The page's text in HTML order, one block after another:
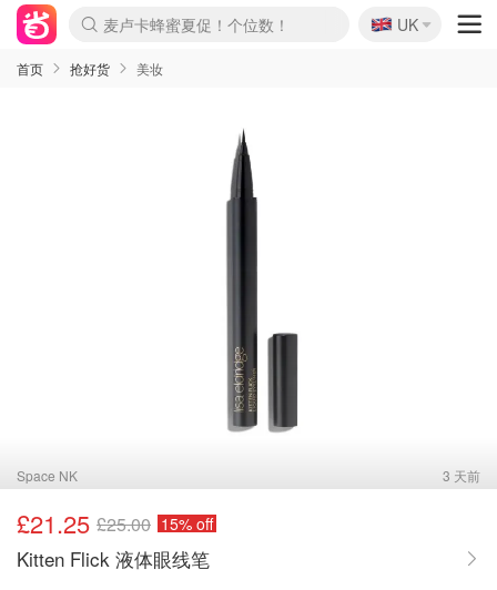
Prada/Miu 4.8折！
啥？必胜客披萨5折！
🇬🇧
UK
首页 抢好货 美妆
Space NK 3 天前
£21.25 £25.00 15% off
Kitten Flick 液体眼线笔